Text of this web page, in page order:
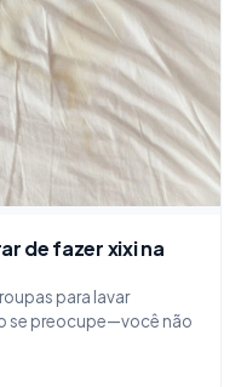
de fazer xixi na
para lavar
se preocupe—você não